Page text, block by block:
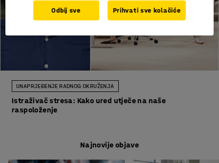
UNAPRJEĐENJE RADNOG OKRUŽENJA
Istraživač stresa: Kako ured utječe na naše
raspoloženje
Najnovije objave
Odbij sve Prihvati sve kolačiće